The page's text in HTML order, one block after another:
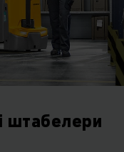
штабелери